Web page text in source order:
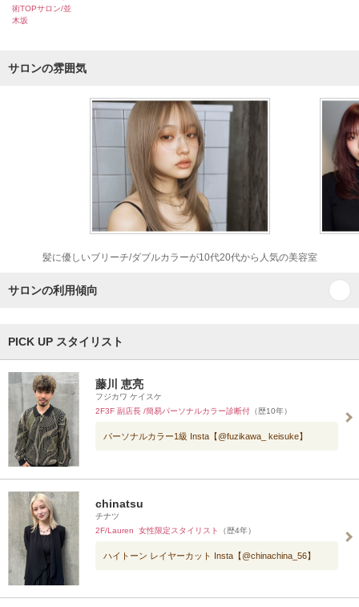
術TOPサロン/並
木坂
サロンの雰囲気
髪に優しいブリーチ/ダブルカラーが10代20代から人気の美容室
サロンの利用傾向
PICK UP スタイリスト
藤川 恵亮
フジカワ ケイスケ
2F3F 副店長 /簡易パーソナルカラー診断付 （歴10年）
パーソナルカラー1級 Insta【@fuzikawa_ keisuke】
chinatsu
チナツ
2F/Lauren 女性限定スタイリスト
（歴4年）
ハイトーン レイヤーカット Insta【@chinachina_56】